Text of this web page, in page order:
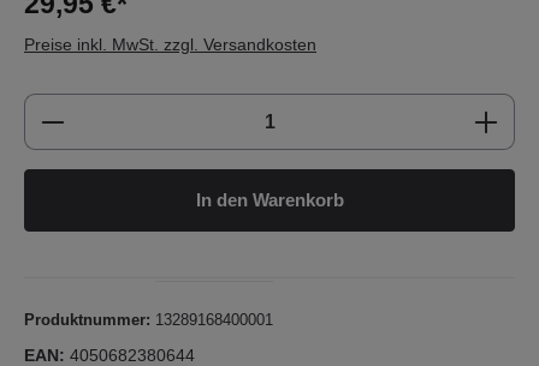
Preise inkl. MwSt. zzgl. Versandkosten
Produkt Anzahl: Gib den gewünschten
In den Warenkorb
Produktnummer: 13289168400001
EAN: 4050682380644